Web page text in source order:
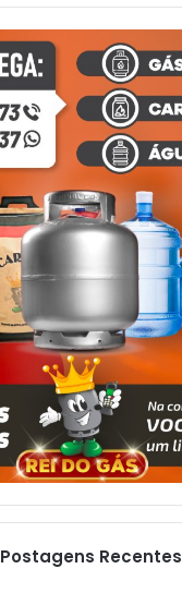
Postagens Recentes